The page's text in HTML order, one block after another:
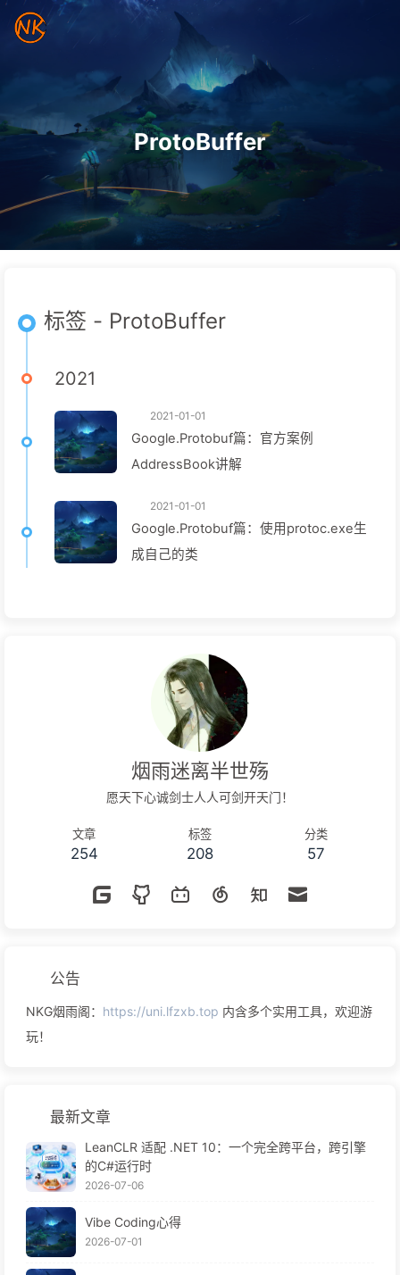
ProtoBuffer
标签 - ProtoBuffer
2021
2021-01-01
Google.Protobuf篇：官方案例
AddressBook讲解
2021-01-01
Google.Protobuf篇：使用protoc.exe生
成自己的类
烟雨迷离半世殇
愿天下心诚剑士人人可剑开天门！
文章
254
标签
208
分类
57
公告
NKG烟雨阁： https://uni.lfzxb.top 内含多个实用工具，欢迎游
玩！
最新文章
LeanCLR 适配 .NET 10：一个完全跨平台，跨引擎
的C#运行时
2026-07-06
Vibe Coding心得
2026-07-01